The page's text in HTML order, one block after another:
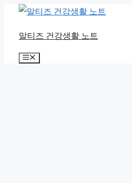
말티즈 건강생활 노트
메